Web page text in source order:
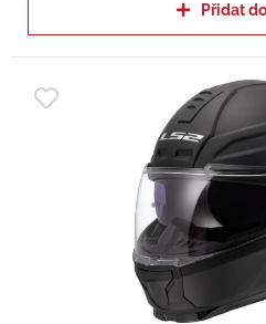
Přidat